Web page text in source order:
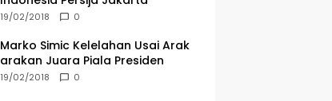
19/02/2018 0
Marko Simic Kelelahan Usai Arak
arakan Juara Piala Presiden
19/02/2018 0